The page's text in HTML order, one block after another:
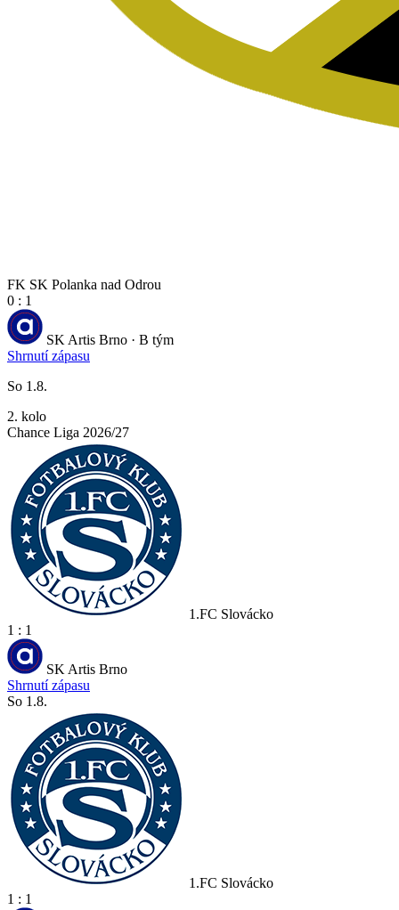
FK SK Polanka nad Odrou
0 : 1
SK Artis Brno · B tým
Shrnutí zápasu
So 1.8.
2. kolo
Chance Liga 2026/27
1.FC Slovácko
1 : 1
SK Artis Brno
Shrnutí zápasu
So 1.8.
1.FC Slovácko
1 : 1